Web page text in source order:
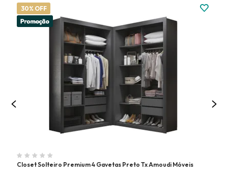
30% OFF
Closet Solteiro Premium 4 Gavetas Preto Tx Amoudi Móveis